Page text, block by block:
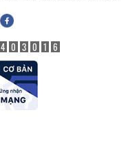
4 0 3 0 1 6